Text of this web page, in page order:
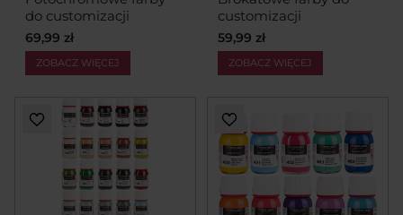
do customizacji
69,99 zł
ZOBACZ WIĘCEJ
customizacji
59,99 zł
ZOBACZ WIĘCEJ